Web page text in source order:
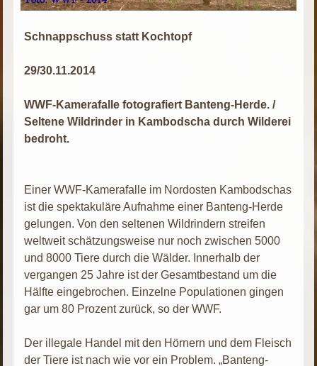
Schnappschuss statt Kochtopf
29/30.11.2014
WWF-Kamerafalle fotografiert Banteng-Herde. /
Seltene Wildrinder in Kambodscha durch Wilderei
bedroht.
Einer WWF-Kamerafalle im Nordosten Kambodschas
ist die spektakuläre Aufnahme einer Banteng-Herde
gelungen. Von den seltenen Wildrindern streifen
weltweit schätzungsweise nur noch zwischen 5000
und 8000 Tiere durch die Wälder. Innerhalb der
vergangen 25 Jahre ist der Gesamtbestand um die
Hälfte eingebrochen. Einzelne Populationen gingen
gar um 80 Prozent zurück, so der WWF.
Der illegale Handel mit den Hörnern und dem Fleisch
der Tiere ist nach wie vor ein Problem. „Banteng-